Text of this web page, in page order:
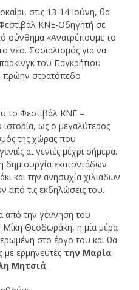
στις 13-14 Ιούνη, θα
ΚΝΕ-Οδηγητή σε
σύνθημα «Ανατρέπουμε το
νέο. Σοσιαλισμός για να
του Παγκρήτιου
πρώην στρατόπεδο
το Φεστιβάλ ΚΝΕ –
ως ο μεγαλύτερος
της χώρας που
αι γενιές μέχρι σήμερα.
δημιουργία εκατοντάδων
και την ανησυχία χιλιάδων
τις εκδηλώσεις του.
από την γέννηση του
Θεοδωράκη, η μία μέρα
στο έργο του και θα
ερμηνευτές την Μαρία
Μητσιά.